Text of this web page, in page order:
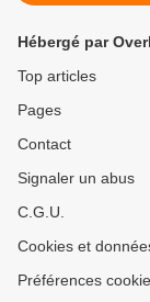
Hébergé par
Top articles
Pages
Contact
Signaler un abus
C.G.U.
Cookies et
Préférences